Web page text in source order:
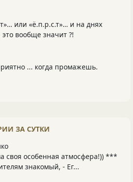
или «ё.п.р.с.т»… и на днях
вообще значит ?!
... когда промажешь.
ЗА СУТКИ
своя особенная атмосфера!)) ***
знакомый, - Ег...